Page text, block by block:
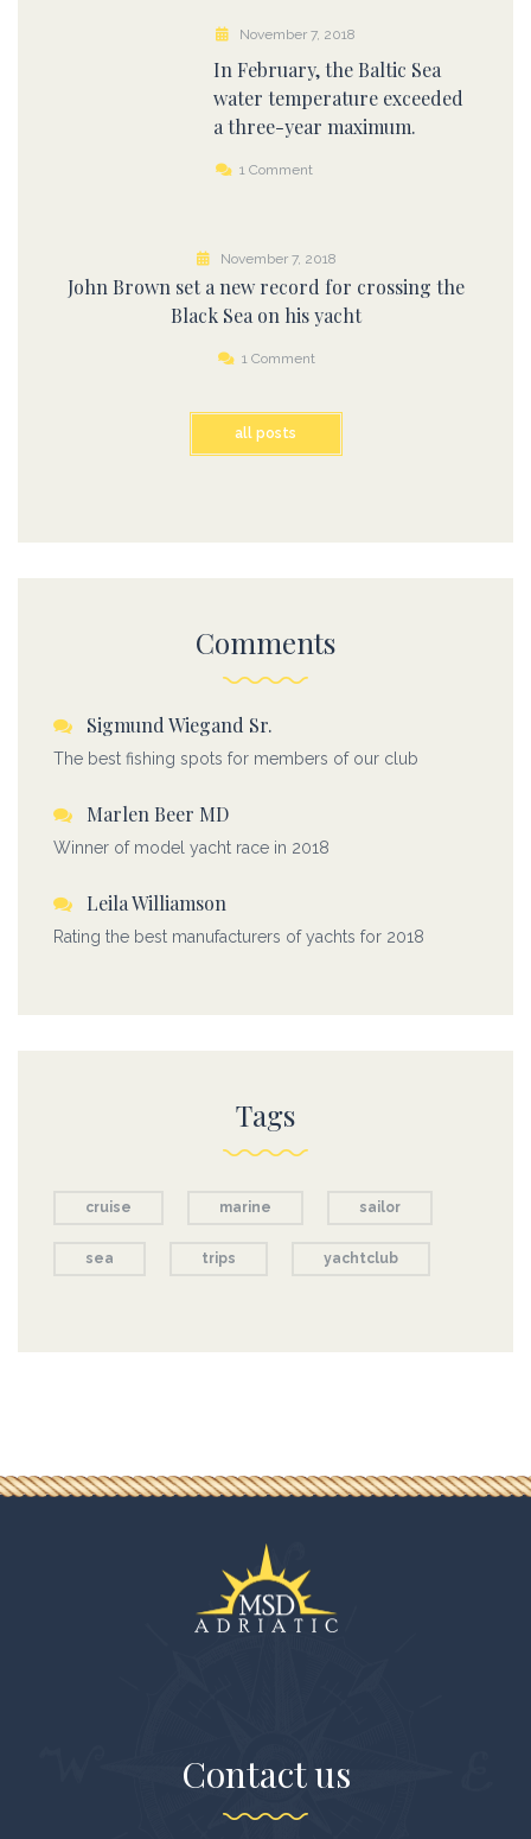
November 7, 2018
In February, the Baltic Sea
water temperature exceeded
a three-year maximum.
1 Comment
November 7, 2018
John Brown set a new record for crossing the
Black Sea on his yacht
1 Comment
all posts
Comments
Sigmund Wiegand Sr.
The best fishing spots for members of our club
Marlen Beer MD
Winner of model yacht race in 2018
Leila Williamson
Rating the best manufacturers of yachts for 2018
Tags
cruise marine sailor
sea trips yachtclub
Contact us